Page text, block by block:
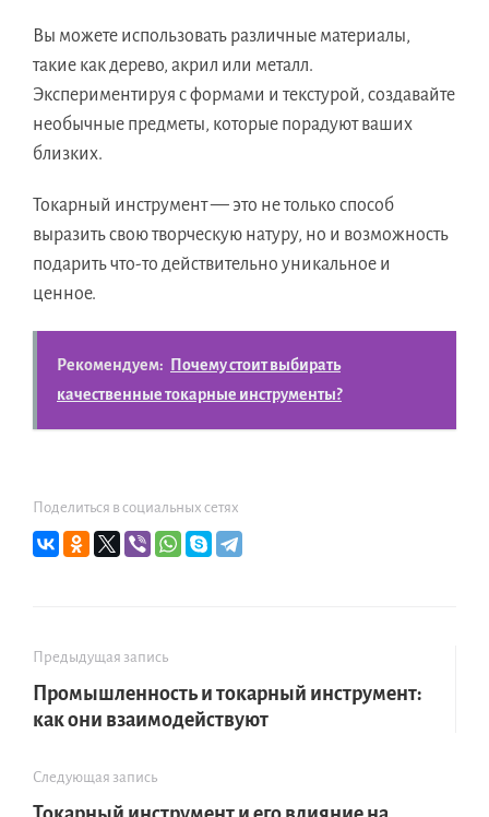
Вы можете использовать различные материалы,
такие как дерево, акрил или металл.
Экспериментируя с формами и текстурой, создавайте
необычные предметы, которые порадуют ваших
близких.
Токарный инструмент — это не только способ
выразить свою творческую натуру, но и возможность
подарить что-то действительно уникальное и
ценное.
Рекомендуем:
Почему стоит выбирать
качественные токарные инструменты?
Поделиться в социальных сетях
Предыдущая запись
Промышленность и токарный инструмент:
как они взаимодействуют
Следующая запись